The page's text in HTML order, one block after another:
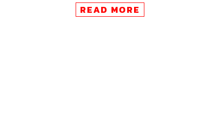
ชิดชอบ นายกรัฐมนตรีกล่าวว่า ปลัดกระทรวงดิจิทัลเพื่อ
เศรษฐกิจและสังคมเป็นผู้ดำเนินการ ส่วนรัฐมนตรีว่าการ
READ MORE